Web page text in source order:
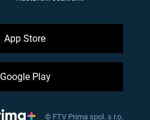
App Store
Google Play
© FTV Prima spol. s r.o.